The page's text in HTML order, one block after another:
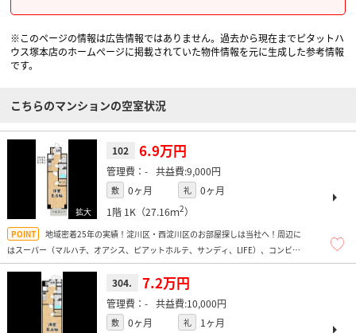
※このページの情報は広告情報ではありません。過去から現在までピタットハ
ウス塚本店のホームぺージに掲載されていた物件情報を元に生成した参考情報
です。
こちらのマンションの空室状況
102 6.9万円
- 9,000円
敷 0ヶ月 礼
0ヶ月
1階 1K（27.16ｍ2）
地域密着25年の実績！淀川区・西淀川区のお部屋探しは当社へ！周辺に
はスーパー（マルハチ、オアシス、ピアットホルテ、サンディ、LIFE）、コンビニ
多数、ドラッグストア、飲食店多数、お弁当屋さん多数あり便利ですよ！
304. 7.2万円
- 10,000円
敷 0ヶ月 礼
1ヶ月